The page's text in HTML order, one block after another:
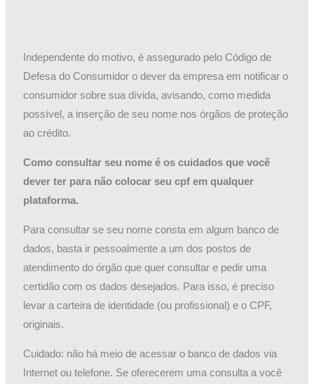
Independente do motivo, é assegurado pelo Código de
Defesa do Consumidor o dever da empresa em notificar o
consumidor sobre sua dívida, avisando, como medida
possível, a inserção de seu nome nos órgãos de proteção
ao crédito.
Como consultar seu nome é os cuidados que você
dever ter para não colocar seu cpf em qualquer
plataforma.
Para consultar se seu nome consta em algum banco de
dados, basta ir pessoalmente a um dos postos de
atendimento do órgão que quer consultar e pedir uma
certidão com os dados desejados. Para isso, é preciso
levar a carteira de identidade (ou profissional) e o CPF,
originais.
Cuidado: não há meio de acessar o banco de dados via
Internet ou telefone. Se oferecerem uma consulta a você